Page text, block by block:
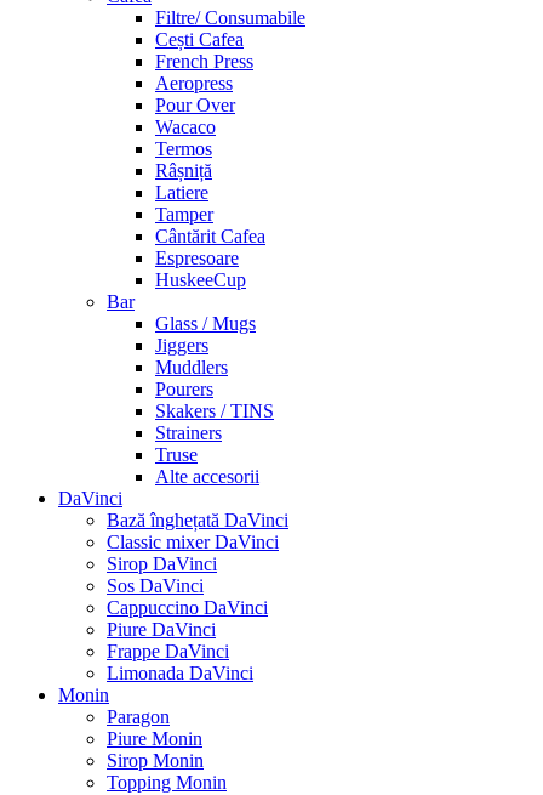
Filtre/ Consumabile
Cești Cafea
French Press
Aeropress
Pour Over
Wacaco
Termos
Râșniță
Latiere
Tamper
Cântărit Cafea
Espresoare
HuskeeCup
Bar
Glass / Mugs
Jiggers
Muddlers
Pourers
Skakers / TINS
Strainers
Truse
Alte accesorii
DaVinci
Bază înghețată DaVinci
Classic mixer DaVinci
Sirop DaVinci
Sos DaVinci
Cappuccino DaVinci
Piure DaVinci
Frappe DaVinci
Limonada DaVinci
Monin
Paragon
Piure Monin
Sirop Monin
Topping Monin